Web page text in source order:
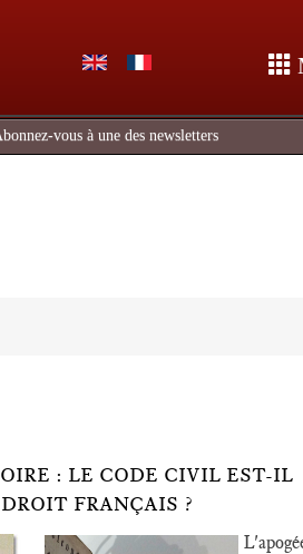
vous à une des newsletters
: LE CODE CIVIL EST-IL
FRANÇAIS ?